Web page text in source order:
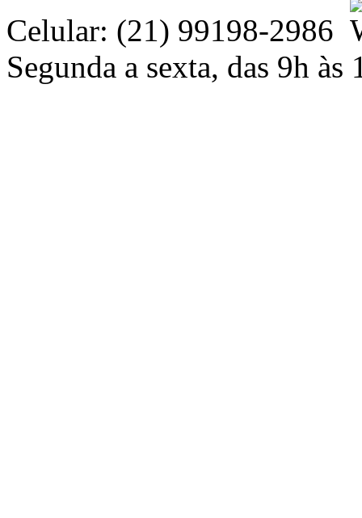
Celular: (21) 99198-2986
Segunda a sexta, das 9h às